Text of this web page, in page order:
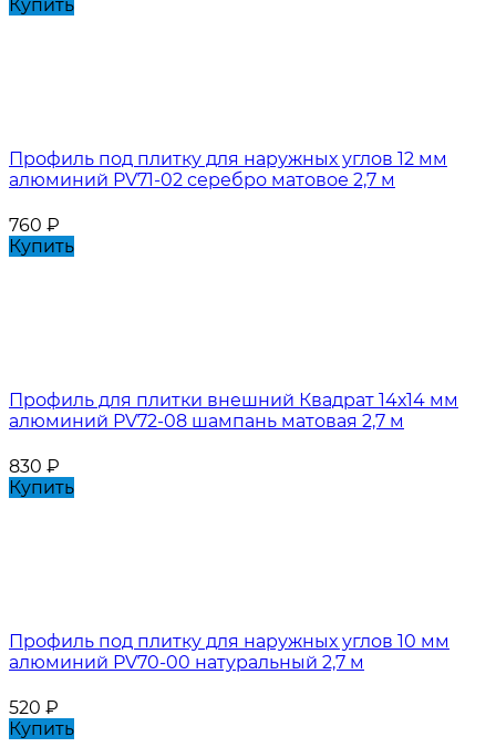
Купить
Профиль под плитку для наружных углов 12 мм
алюминий PV71-02 серебро матовое 2,7 м
760 ₽
Купить
Профиль для плитки внешний Квадрат 14х14 мм
алюминий PV72-08 шампань матовая 2,7 м
830 ₽
Купить
Профиль под плитку для наружных углов 10 мм
алюминий PV70-00 натуральный 2,7 м
520 ₽
Купить